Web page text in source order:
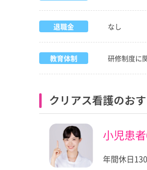
退職金 なし
教育体制 研修制度に
クリアス看護のお
小児患
年間休日